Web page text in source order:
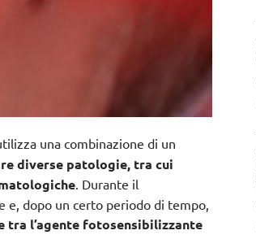
una combinazione di un
diverse patologie, tra cui
. Durante il
e, dopo un certo periodo di tempo,
tra l’agente fotosensibilizzante